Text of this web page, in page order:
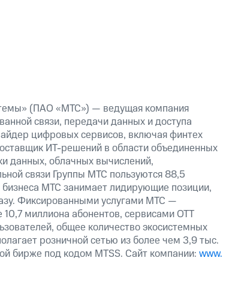
(ПАО «МТС») — ведущая компания
связи, передачи данных и доступа
цифровых сервисов, включая финтех
ИТ-решений в области объединенных
данных, облачных вычислений,
связи Группы МТС пользуются 88,5
МТС занимает лидирующие позиции,
Фиксированными услугами МТС —
миллиона абонентов, сервисами OTT
общее количество экосистемных
розничной сетью из более чем 3,9 тыс.
бирже под кодом MTSS. Сайт компании: www.